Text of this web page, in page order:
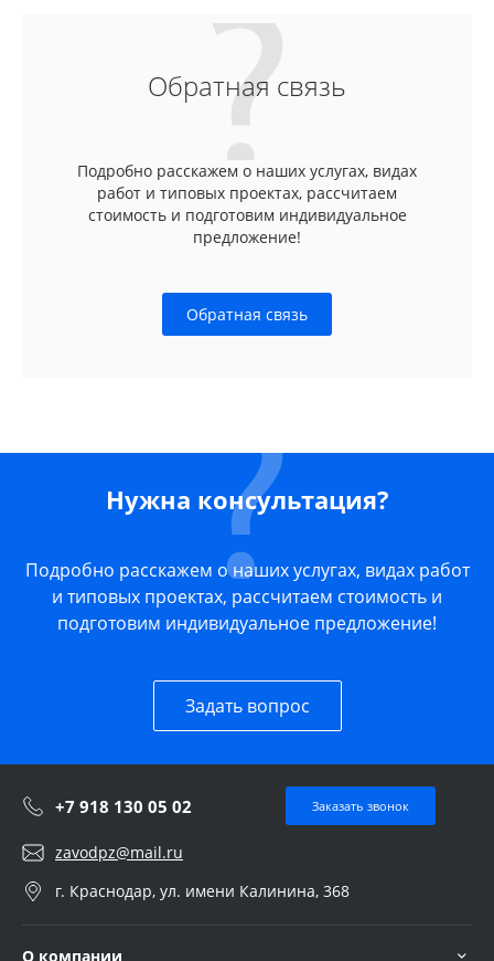
Обратная связь
Подробно расскажем о наших услугах, видах
работ и типовых проектах, рассчитаем
стоимость и подготовим индивидуальное
предложение!
Обратная связь
Нужна консультация?
Подробно расскажем о наших услугах, видах работ
и типовых проектах, рассчитаем стоимость и
подготовим индивидуальное предложение!
Задать вопрос
+7 918 130 05 02 Заказать звонок
zavodpz@mail.ru
г. Краснодар, ул. имени Калинина, 368
О компании